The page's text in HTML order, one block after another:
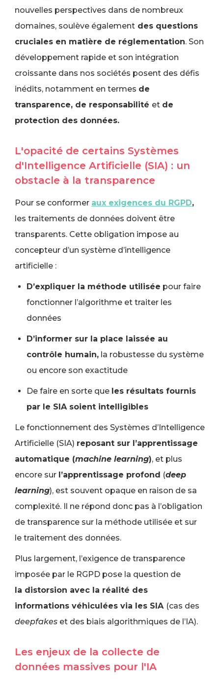
nouvelles perspectives dans de nombreux
domaines, soulève également des questions
cruciales en matière de réglementation. Son
développement rapide et son intégration
croissante dans nos sociétés posent des défis
inédits, notamment en termes de
transparence, de responsabilité et de
protection des données.
L'opacité de certains Systèmes
d'Intelligence Artificielle (SIA) : un
obstacle à la transparence
Pour se conformer aux exigences du RGPD,
les traitements de données doivent être
transparents. Cette obligation impose au
concepteur d’un système d’intelligence
artificielle :
D’expliquer la méthode utilisée pour faire
fonctionner l’algorithme et traiter les
données
D’informer sur la place laissée au
contrôle humain, la robustesse du système
ou encore son exactitude
De faire en sorte que les résultats fournis
par le SIA soient intelligibles
Le fonctionnement des Systèmes d’Intelligence
Artificielle (SIA) reposant sur l’apprentissage
automatique (machine learning), et plus
encore sur l’apprentissage profond (deep
learning), est souvent opaque en raison de sa
complexité. Il ne répond donc pas à l’obligation
de transparence sur la méthode utilisée et sur
le traitement des données.
Plus largement, l’exigence de transparence
imposée par le RGPD pose la question de
la distorsion avec la réalité des
informations véhiculées via les SIA (cas des
deepfakes et des biais algorithmiques de l’IA).
Les enjeux de la collecte de
données massives pour l'IA